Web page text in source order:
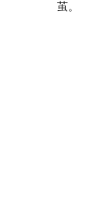
茧。